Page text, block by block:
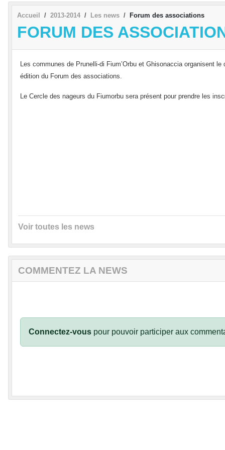
Accueil 2013-2014 Les news Forum des associations
FORUM DES
Les communes de Prunelli-di Fium’Orbu et Ghisonaccia organisent
édition du Forum des associations.
Le Cercle des nageurs du Fiumorbu sera présent pour prendre les
Voir toutes les news
COMMENTEZ LA NEWS
Connectez-vous pour pouvoir participer aux